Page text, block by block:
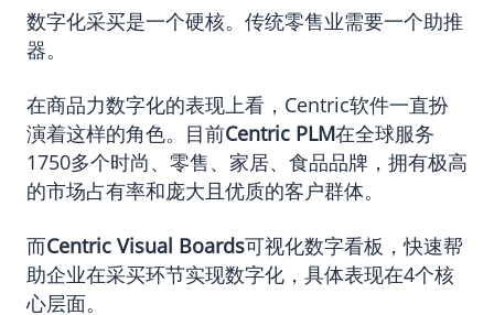
数字化采买是一个硬核。传统零售业需要一个助推
器。
在商品力数字化的表现上看，Centric软件一直扮
演着这样的角色。目前Centric PLM在全球服务
1750多个时尚、零售、家居、食品品牌，拥有极高
的市场占有率和庞大且优质的客户群体。
而Centric Visual Boards可视化数字看板，快速帮
助企业在采买环节实现数字化，具体表现在4个核
心层面。